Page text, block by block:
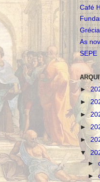
Café
As
SEPE
►
►
►
►
►
▼
►
►